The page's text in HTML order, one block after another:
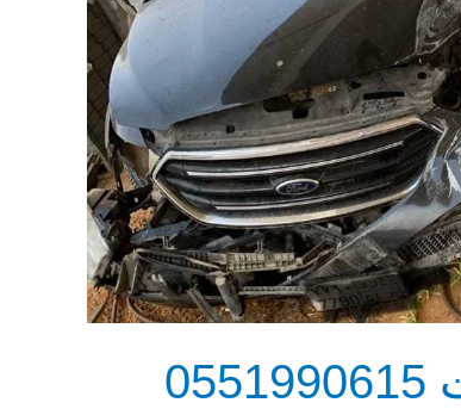
قروب تشليح سيارات 0551990615